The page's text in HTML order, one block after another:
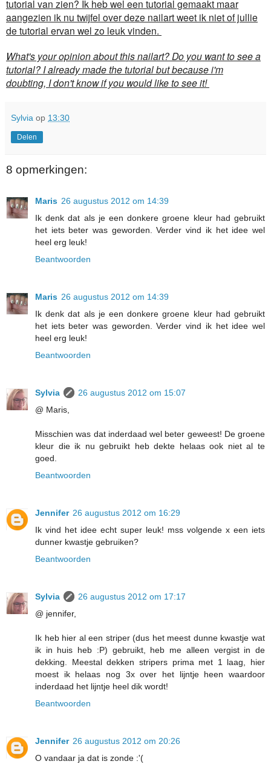
tutorial van zien? Ik heb wel een tutorial gemaakt maar
aangezien ik nu twijfel over deze nailart weet ik niet of jullie
de tutorial ervan wel zo leuk vinden.
What's your opinion about this nailart? Do you want to see a
tutorial? I already made the tutorial but because i'm
doubting, I don't know if you would like to see it!
Sylvia op 13:30
Delen
8 opmerkingen:
Maris 26 augustus 2012 om 14:39
Ik denk dat als je een donkere groene kleur had gebruikt
het iets beter was geworden. Verder vind ik het idee wel
heel erg leuk!
Beantwoorden
Maris 26 augustus 2012 om 14:39
Ik denk dat als je een donkere groene kleur had gebruikt
het iets beter was geworden. Verder vind ik het idee wel
heel erg leuk!
Beantwoorden
Sylvia
26 augustus 2012 om 15:07
@ Maris,
Misschien was dat inderdaad wel beter geweest! De groene
kleur die ik nu gebruikt heb dekte helaas ook niet al te
goed.
Beantwoorden
Jennifer 26 augustus 2012 om 16:29
Ik vind het idee echt super leuk! mss volgende x een iets
dunner kwastje gebruiken?
Beantwoorden
Sylvia
26 augustus 2012 om 17:17
@ jennifer,
Ik heb hier al een striper (dus het meest dunne kwastje wat
ik in huis heb :P) gebruikt, heb me alleen vergist in de
dekking. Meestal dekken stripers prima met 1 laag, hier
moest ik helaas nog 3x over het lijntje heen waardoor
inderdaad het lijntje heel dik wordt!
Beantwoorden
Jennifer 26 augustus 2012 om 20:26
O vandaar ja dat is zonde :'(